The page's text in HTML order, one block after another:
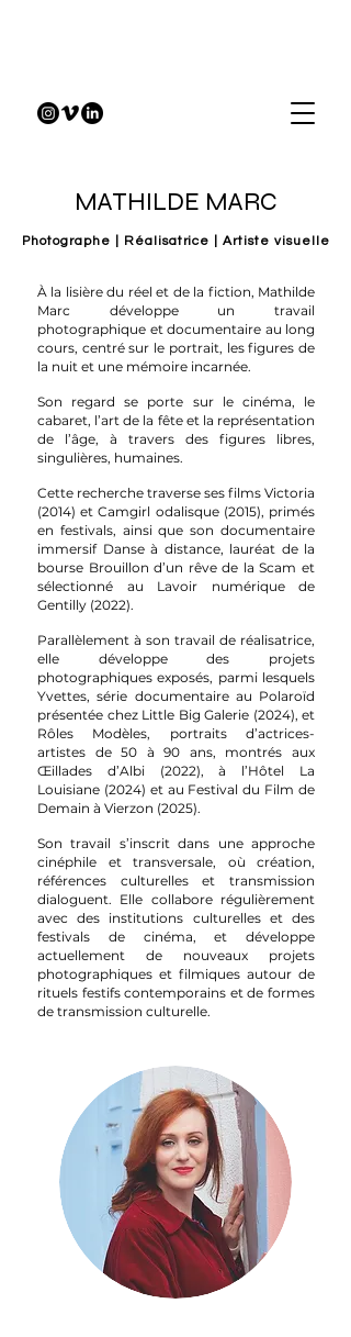
MATHILDE MARC
Photographe | Réalisatrice | Artiste visuelle
À la lisière du réel et de la fiction, Mathilde
Marc développe un travail
photographique et documentaire au long
cours, centré sur le portrait, les figures de
la nuit et une mémoire incarnée.
Son regard se porte sur le cinéma, le
cabaret, l’art de la fête et la représentation
de l’âge, à travers des figures libres,
singulières, humaines.
Cette recherche traverse ses films Victoria
(2014) et Camgirl odalisque (2015), primés
en festivals, ainsi que son documentaire
immersif Danse à distance, lauréat de la
bourse Brouillon d’un rêve de la Scam et
sélectionné au Lavoir numérique de
Gentilly (2022).
Parallèlement à son travail de réalisatrice,
elle développe des projets
photographiques exposés, parmi lesquels
Yvettes, série documentaire au Polaroïd
présentée chez Little Big Galerie (2024), et
Rôles Modèles, portraits d’actrices-
artistes de 50 à 90 ans, montrés aux
Œillades d’Albi (2022), à l’Hôtel La
Louisiane (2024) et au Festival du Film de
Demain à Vierzon (2025).
Son travail s’inscrit dans une approche
cinéphile et transversale, où création,
références culturelles et transmission
dialoguent. Elle collabore régulièrement
avec des institutions culturelles et des
festivals de cinéma, et développe
actuellement de nouveaux projets
photographiques et filmiques autour de
rituels festifs contemporains et de formes
de transmission culturelle.